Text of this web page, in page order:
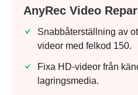
Steg 2.
AnyRec Video
Snabbåterställning av
videor med felkod 150.
Fixa HD-videor från
lagringsmedia.